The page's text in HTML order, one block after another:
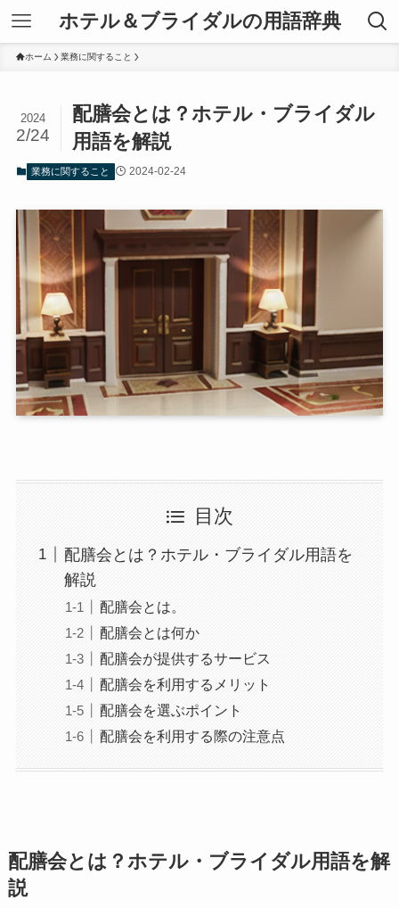
ホテル＆ブライダルの用語辞典
ホーム 業務に関すること
配膳会とは？ホテル・ブライダル
用語を解説
2024
2/24
業務に関すること 2024-02-24
目次
配膳会とは？ホテル・ブライダル用語を
解説
配膳会とは。
配膳会とは何か
配膳会が提供するサービス
配膳会を利用するメリット
配膳会を選ぶポイント
配膳会を利用する際の注意点
配膳会とは？ホテル・ブライダル用語を解
説